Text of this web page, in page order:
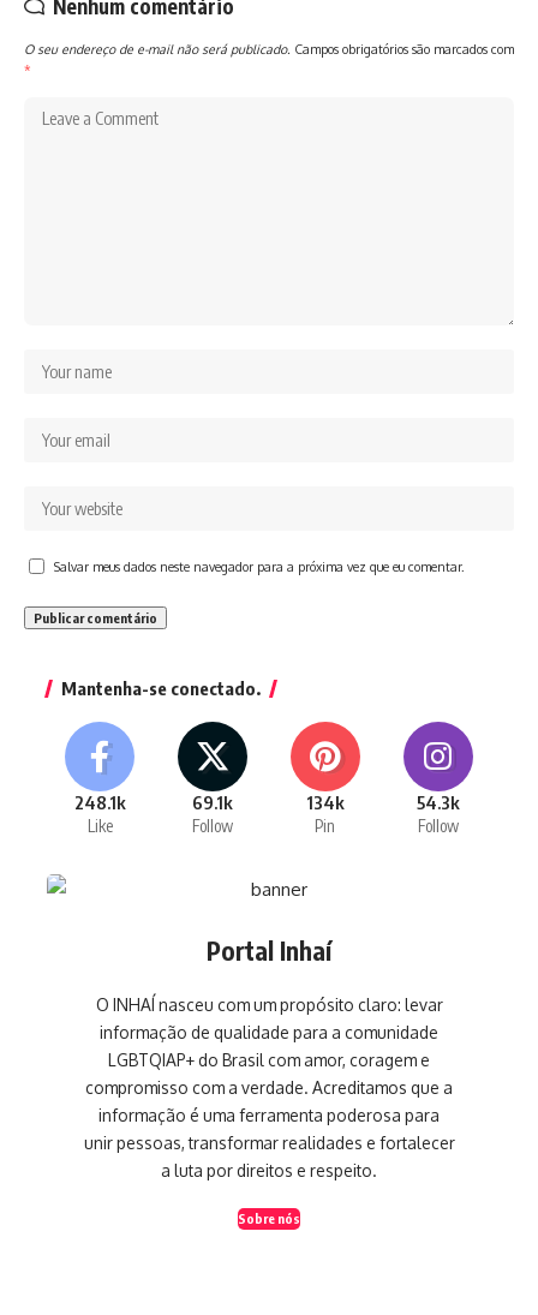
Nenhum comentário
O seu endereço de e-mail não será publicado. Campos obrigatórios são marcados com
*
Salvar meus dados neste navegador para a próxima vez que eu comentar.
Mantenha-se conectado.
248.1k
Like
69.1k
Follow
134k
Pin
54.3k
Follow
Portal Inhaí
O INHAÍ nasceu com um propósito claro: levar
informação de qualidade para a comunidade
LGBTQIAP+ do Brasil com amor, coragem e
compromisso com a verdade. Acreditamos que a
informação é uma ferramenta poderosa para
unir pessoas, transformar realidades e fortalecer
a luta por direitos e respeito.
Sobre nós